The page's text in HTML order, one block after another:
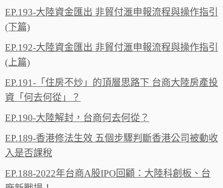
EP.193-大陸資金匯出 非貿付滙申報流程與操作指引
(下篇)
EP.192-大陸資金匯出 非貿付滙申報流程與操作指引
(上篇)
EP.191-「住房不炒」的頂層思路下 台商大陸房產投
資「何去何從」？
EP.190-大陸解封，台商何去何從？
EP.189-香港修法生效 五個步驟判斷香港公司被動收
入是否課稅
EP.188-2022年台商A股IPO回顧：大陸科創板、台